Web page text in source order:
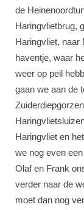
de
Haringvlietbrug,
Haringvliet, naar
haventje, waar
weer op peil
gaan we aan de
Haringvliet en
we nog even
Olaf en Frank
verder naar de
moet dan nog